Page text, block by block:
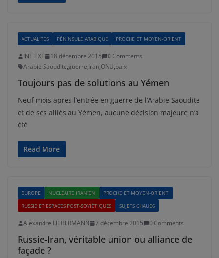
ACTUALITÉS PÉNINSULE ARABIQUE PROCHE ET MOYEN-ORIENT
INT EXT 18 décembre 2015
0 Comments
Arabie Saoudite,guerre,Iran,ONU,paix
Toujours pas de solutions au Yémen
Neuf mois après l’entrée en guerre de l’Arabie Saoudite
et de ses alliés au Yémen, aucune décision majeure n’a
été
Read More
EUROPE NUCLÉAIRE IRANIEN
PROCHE ET MOYEN-ORIENT
RUSSIE ET ESPACES POST-SOVIÉTIQUES
SUJETS CHAUDS
Alexandre LIEBERMANN 7 décembre 2015 0 Comments
Russie-Iran, véritable union ou alliance de
façade ?